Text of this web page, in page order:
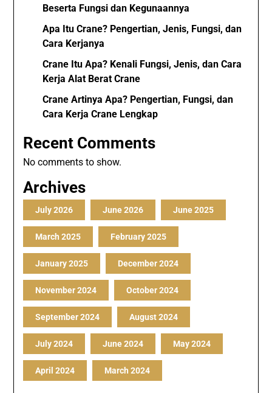
Beserta Fungsi dan Kegunaannya
Apa Itu Crane? Pengertian, Jenis, Fungsi, dan
Cara Kerjanya
Crane Itu Apa? Kenali Fungsi, Jenis, dan Cara
Kerja Alat Berat Crane
Crane Artinya Apa? Pengertian, Fungsi, dan
Cara Kerja Crane Lengkap
Recent Comments
No comments to show.
Archives
July 2026 June 2026 June 2025
March 2025 February 2025
January 2025 December 2024
November 2024 October 2024
September 2024 August 2024
July 2024 June 2024 May 2024
April 2024 March 2024